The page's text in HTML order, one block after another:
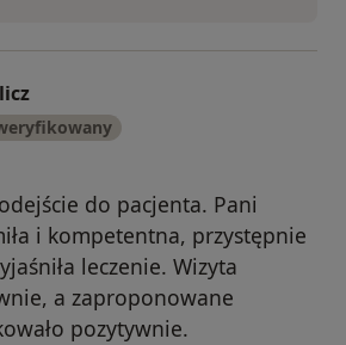
do pacjenta. Pani
i kompetentna, przystępnie
leczenie. Wizyta
a zaproponowane
pozytywnie.